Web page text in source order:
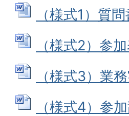
（様式1）質
（様式2）参
（様式3）業
（様式4）参